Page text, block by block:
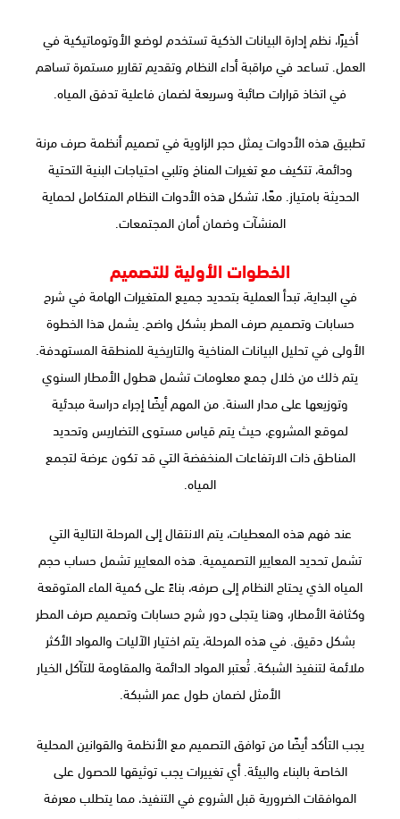
أخيرًا، نظم إدارة البيانات الذكية تستخدم لوضع الأوتوماتيكية في
العمل. تساعد في مراقبة أداء النظام وتقديم تقارير مستمرة تساهم
في اتخاذ قرارات صائبة وسريعة لضمان فاعلية تدفق المياه.
تطبيق هذه الأدوات يمثل حجر الزاوية في تصميم أنظمة صرف مرنة
ودائمة، تتكيف مع تغيرات المناخ وتلبي احتياجات البنية التحتية
الحديثة بامتياز. معًا، تشكل هذه الأدوات النظام المتكامل لحماية
المنشآت وضمان أمان المجتمعات.
الخطوات الأولية للتصميم
في البداية، تبدأ العملية بتحديد جميع المتغيرات الهامة في شرح
حسابات وتصميم صرف المطر بشكل واضح. يشمل هذا الخطوة
الأولى في تحليل البيانات المناخية والتاريخية للمنطقة المستهدفة.
يتم ذلك من خلال جمع معلومات تشمل هطول الأمطار السنوي
وتوزيعها على مدار السنة. من المهم أيضًا إجراء دراسة مبدئية
لموقع المشروع، حيث يتم قياس مستوى التضاريس وتحديد
المناطق ذات الارتفاعات المنخفضة التي قد تكون عرضة لتجمع
المياه.
عند فهم هذه المعطيات، يتم الانتقال إلى المرحلة التالية التي
تشمل تحديد المعايير التصميمية. هذه المعايير تشمل حساب حجم
المياه الذي يحتاج النظام إلى صرفه، بناءً على كمية الماء المتوقعة
وكثافة الأمطار، وهنا يتجلى دور شرح حسابات وتصميم صرف المطر
بشكل دقيق. في هذه المرحلة، يتم اختيار الآليات والمواد الأكثر
ملائمة لتنفيذ الشبكة. تُعتبر المواد الدائمة والمقاومة للتآكل الخيار
الأمثل لضمان طول عمر الشبكة.
يجب التأكد أيضًا من توافق التصميم مع الأنظمة والقوانين المحلية
الخاصة بالبناء والبيئة. أي تغييرات يجب توثيقها للحصول على
الموافقات الضرورية قبل الشروع في التنفيذ، مما يتطلب معرفة